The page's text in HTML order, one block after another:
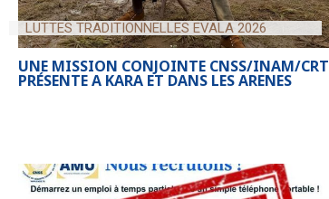
LUTTES TRADITIONNELLES EVALA 2026
UNE MISSION CONJOINTE CNSS/INAM/CRT
PRÉSENTE A KARA ET DANS LES ARENES